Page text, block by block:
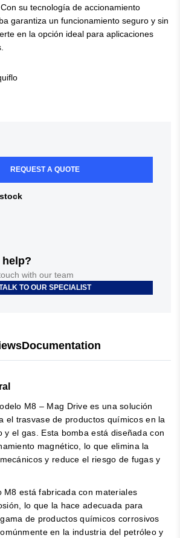
su tecnología de accionamiento
garantiza un funcionamiento seguro y sin
en la opción ideal para aplicaciones
REQUEST A QUOTE
help?
with our team
TALK TO OUR SPECIALIST
Documentation
M8 – Mag Drive es una solución
el trasvase de productos químicos en la
y el gas. Esta bomba está diseñada con
magnético, lo que elimina la
y reduce el riesgo de fugas y
M8 está fabricada con materiales
lo que la hace adecuada para
de productos químicos corrosivos
en la industria del petróleo y